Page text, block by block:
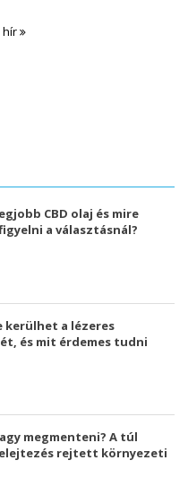
hír
CBD olaj és mire
a választásnál?
kerülhet a lézeres
és mit érdemes tudni
megmenteni? A túl
rejtett környezeti